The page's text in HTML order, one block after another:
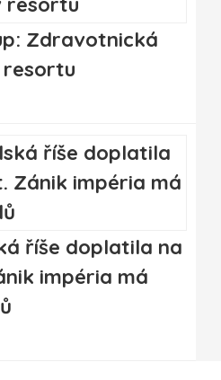
Zdravotnická
říše doplatila na
impéria má